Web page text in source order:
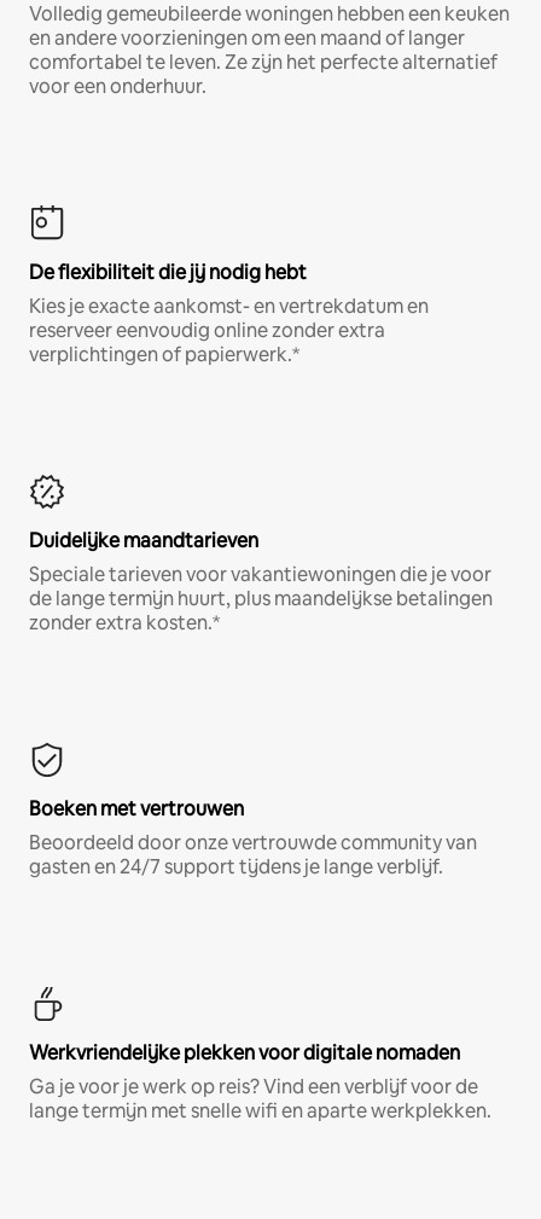
Volledig gemeubileerde woningen hebben een keuken
en andere voorzieningen om een maand of langer
comfortabel te leven. Ze zijn het perfecte alternatief
voor een onderhuur.
De flexibiliteit die jij nodig hebt
Kies je exacte aankomst- en vertrekdatum en
reserveer eenvoudig online zonder extra
verplichtingen of papierwerk.*
Duidelijke maandtarieven
Speciale tarieven voor vakantiewoningen die je voor
de lange termijn huurt, plus maandelijkse betalingen
zonder extra kosten.*
Boeken met vertrouwen
Beoordeeld door onze vertrouwde community van
gasten en 24/7 support tijdens je lange verblijf.
Werkvriendelijke plekken voor digitale nomaden
Ga je voor je werk op reis? Vind een verblijf voor de
lange termijn met snelle wifi en aparte werkplekken.